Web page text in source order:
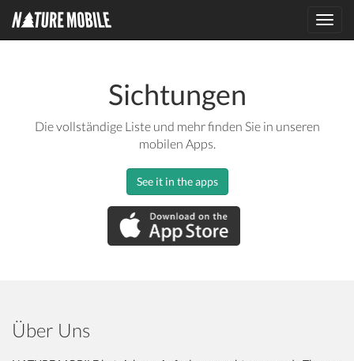
Sichtungen
Die vollständige Liste und mehr finden Sie in unseren
mobilen Apps.
See it in the apps
Über Uns